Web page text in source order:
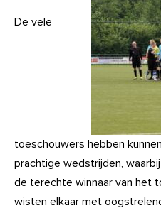
De vele
toeschouwers hebben
prachtige wedstrijden,
de terechte winnaar van het
wisten elkaar met